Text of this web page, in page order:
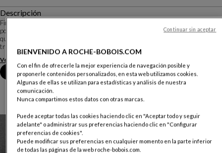
Descripción
Firmado por René Bouchara, Diapo es una mesa toda cristal. El pie, desvelado
por la limpieza en extra-claro, es un ensamblado de piezas de cristal encoladas,
que aparece como una escultura abstracta. Un juego de tintes, de reflejos y de
transparencia...
Ver más
Reserva una cita en tienda
BIENVENIDO A ROCHE-BOBOIS.COM
Con el fin de ofrecerle la mejor experiencia de navegación posible y
proponerle contenidos personalizados, en esta web utilizamos cookies.
Algunas de ellas se utilizan para estadísticas y análisis de nuestra
comunicación.
Nunca compartimos estos datos con otras marcas.
Puede aceptar todas las cookies haciendo clic en "Aceptar todo y seguir
adelante" o administrar sus preferencias haciendo clic en "Configurar
preferencias de cookies".
Puede modificar sus preferencias en cualquier momento en la parte inferior
de todas las páginas de la web roche-bobois.com.
Continuar sin aceptar